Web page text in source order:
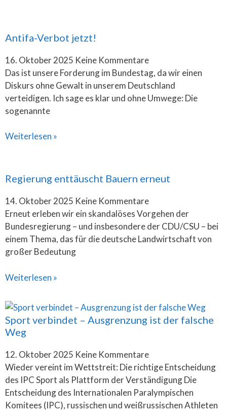
Antifa-Verbot jetzt!
16. Oktober 2025 Keine Kommentare
Das ist unsere Forderung im Bundestag, da wir einen
Diskurs ohne Gewalt in unserem Deutschland
verteidigen. Ich sage es klar und ohne Umwege: Die
sogenannte
Weiterlesen »
Regierung enttäuscht Bauern erneut
14. Oktober 2025 Keine Kommentare
Erneut erleben wir ein skandalöses Vorgehen der
Bundesregierung – und insbesondere der CDU/CSU – bei
einem Thema, das für die deutsche Landwirtschaft von
großer Bedeutung
Weiterlesen »
Sport verbindet – Ausgrenzung ist der falsche
Weg
12. Oktober 2025 Keine Kommentare
Wieder vereint im Wettstreit: Die richtige Entscheidung
des IPC Sport als Plattform der Verständigung Die
Entscheidung des Internationalen Paralympischen
Komitees (IPC), russischen und weißrussischen Athleten